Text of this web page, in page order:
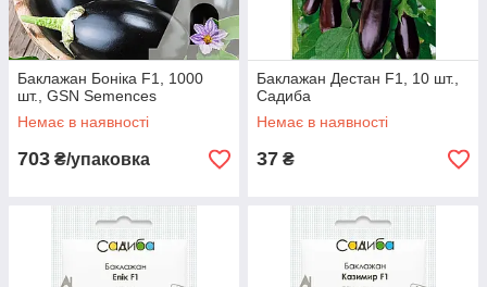
Баклажан Боніка F1, 1000
шт., GSN Semences
Немає в наявності
703 ₴/упаковка
Баклажан Дестан F1, 10 шт.,
Садиба
Немає в наявності
37 ₴